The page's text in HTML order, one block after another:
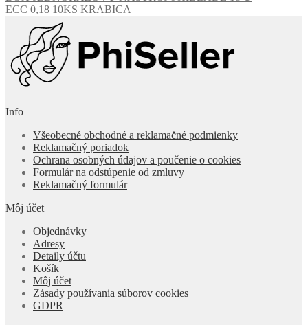
ECC 0,18 10KS KRABICA
Info
Všeobecné obchodné a reklamačné podmienky
Reklamačný poriadok
Ochrana osobných údajov a poučenie o cookies
Formulár na odstúpenie od zmluvy
Reklamačný formulár
Môj účet
Objednávky
Adresy
Detaily účtu
Košík
Môj účet
Zásady používania súborov cookies
GDPR